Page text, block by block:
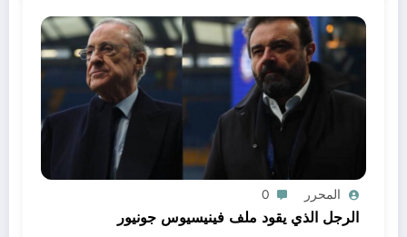
المحرر 0
الرجل الذي يقود ملف فينيسيوس جونيور